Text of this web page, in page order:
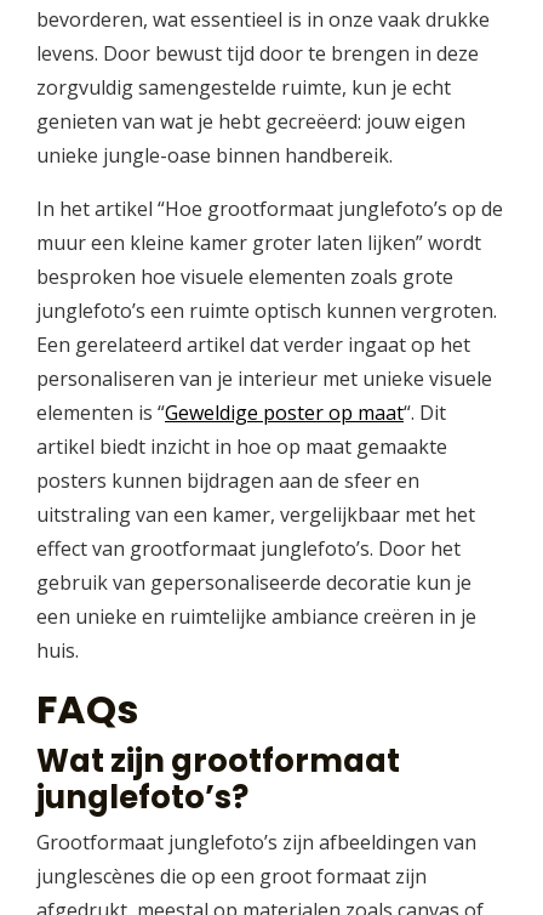
bevorderen, wat essentieel is in onze vaak drukke
levens. Door bewust tijd door te brengen in deze
zorgvuldig samengestelde ruimte, kun je echt
genieten van wat je hebt gecreëerd: jouw eigen
unieke jungle-oase binnen handbereik.
In het artikel “Hoe grootformaat junglefoto’s op de
muur een kleine kamer groter laten lijken” wordt
besproken hoe visuele elementen zoals grote
junglefoto’s een ruimte optisch kunnen vergroten.
Een gerelateerd artikel dat verder ingaat op het
personaliseren van je interieur met unieke visuele
elementen is “Geweldige poster op maat“. Dit
artikel biedt inzicht in hoe op maat gemaakte
posters kunnen bijdragen aan de sfeer en
uitstraling van een kamer, vergelijkbaar met het
effect van grootformaat junglefoto’s. Door het
gebruik van gepersonaliseerde decoratie kun je
een unieke en ruimtelijke ambiance creëren in je
huis.
FAQs
Wat zijn grootformaat
junglefoto’s?
Grootformaat junglefoto’s zijn afbeeldingen van
junglescènes die op een groot formaat zijn